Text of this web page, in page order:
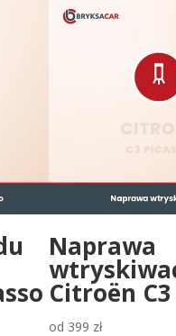
Naprawa
Citroën
od 399 zł